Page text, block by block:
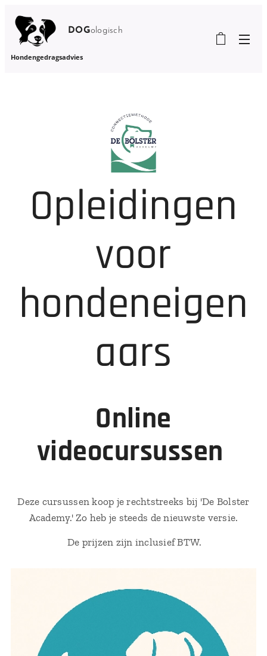
DOGologisch
Hondengedragsadvies
Opleidingen
voor
hondeneigen
aars
Online
videocursussen
Deze cursussen koop je rechtstreeks bij 'De Bolster
Academy.' Zo heb je steeds de nieuwste versie.
De prijzen zijn inclusief BTW.